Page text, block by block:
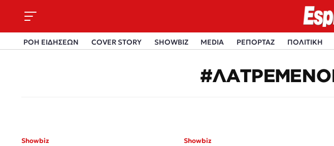
ΡΟΗ ΕΙΔΗΣΕΩΝ COVER STORY SHOWBIZ MEDIA ΡΕΠΟΡΤΑΖ ΠΟΛΙΤΙΚΗ
Showbiz Showbiz